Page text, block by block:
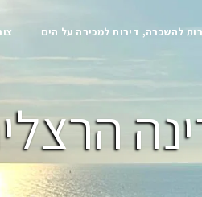
להשכרה, דירות למכירה על הים